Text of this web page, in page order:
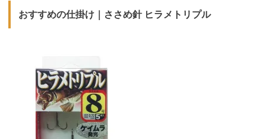
おすすめの仕掛け｜ささめ針 ヒラメトリプル